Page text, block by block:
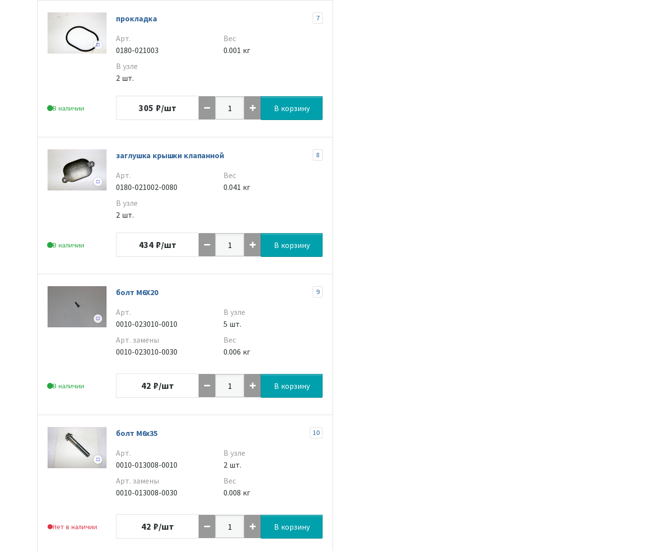
В наличии
прокладка 7
Арт.
0180-021003
В узле
2 шт.
Вес
0.001 кг
305 ₽/шт В корзину
В наличии
заглушка крышки клапанной 8
Арт.
0180-021002-0080
В узле
2 шт.
Вес
0.041 кг
434 ₽/шт В корзину
В наличии
болт M6X20 9
Арт.
0010-023010-0010
Арт. замены
0010-023010-0030
В узле
5 шт.
Вес
0.006 кг
42 ₽/шт В корзину
Нет в наличии
болт M6x35 10
Арт.
0010-013008-0010
Арт. замены
0010-013008-0030
В узле
2 шт.
Вес
0.008 кг
42 ₽/шт В корзину